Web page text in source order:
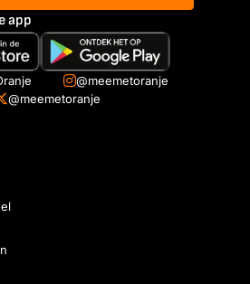
app
@meemetoranje
@meemetoranje